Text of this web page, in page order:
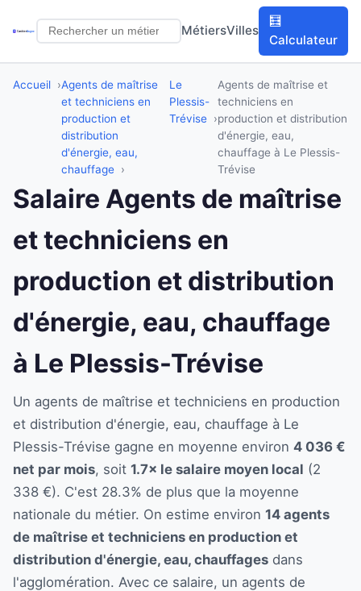
MétiersVilles
🧮
Calculateur
Accueil
Agents de maîtrise
et techniciens en
production et
distribution
d'énergie, eau,
chauffage
Le
Plessis-
Trévise
Agents de maîtrise et
techniciens en
production et distribution
d'énergie, eau,
chauffage à Le Plessis-
Trévise
Salaire Agents de maîtrise
et techniciens en
production et distribution
d'énergie, eau, chauffage
à Le Plessis-Trévise
Un agents de maîtrise et techniciens en production
et distribution d'énergie, eau, chauffage à Le
Plessis-Trévise gagne en moyenne environ 4 036 €
net par mois, soit 1.7× le salaire moyen local (2
338 €). C'est 28.3% de plus que la moyenne
nationale du métier. On estime environ 14 agents
de maîtrise et techniciens en production et
distribution d'énergie, eau, chauffages dans
l'agglomération. Avec ce salaire, un agents de